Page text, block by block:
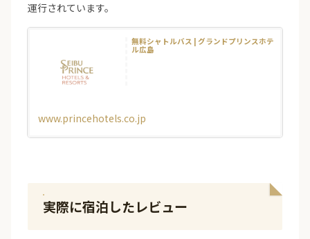
運行されています。
無料シャトルバス | グランドプリンスホテ
ル広島
www.princehotels.co.jp
実際に宿泊したレビュー